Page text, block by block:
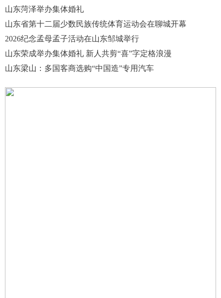
山东菏泽举办集体婚礼
山东省第十二届少数民族传统体育运动会在聊城开幕
2026纪念孟母孟子活动在山东邹城举行
山东荣成举办集体婚礼 新人共剪“喜”字定格浪漫
山东梁山：多国客商选购“中国造”专用汽车